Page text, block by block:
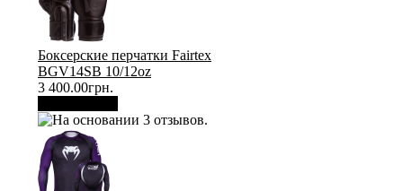
Боксерские перчатки Fairtex
BGV14SB 10/12oz
3 400.00грн.